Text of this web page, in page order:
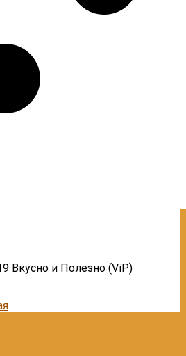
Вкусно и Полезно (ViP)